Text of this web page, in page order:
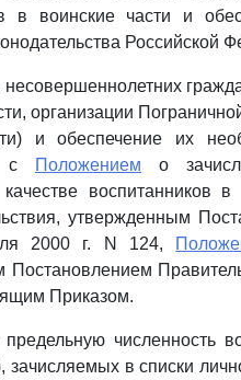
в воинские части и
Российской
организации
и обеспечение их
с
Положением о
воспитанников
утвержденным
2000 г. N 124,
Постановлением
Приказом.
предельную численность
зачисляемых в списки